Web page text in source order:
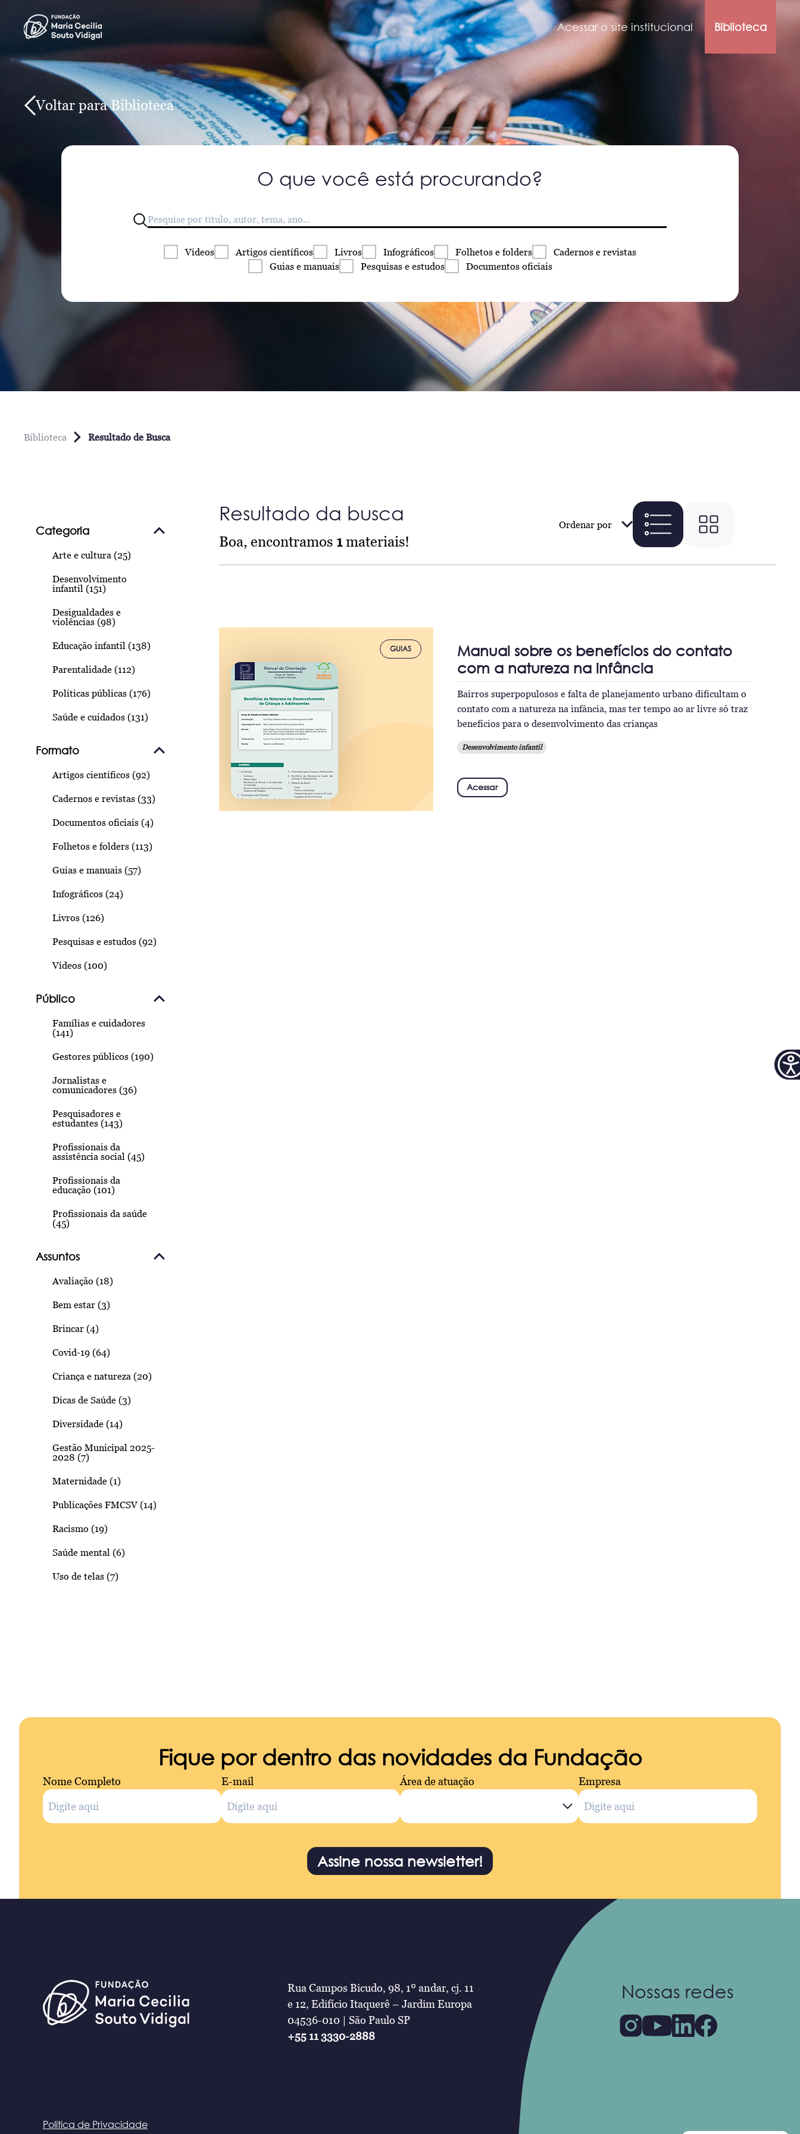
Acessar o site institucional Biblioteca
Voltar para Biblioteca
O que você está procurando?
Vídeos Artigos científicos Livros Infográficos Folhetos e folders Cadernos e revistas
Guias e manuais Pesquisas e estudos Documentos oficiais
Biblioteca Resultado de Busca
Categoria
Arte e cultura (25)
Desenvolvimento
infantil (151)
Desigualdades e
violências (98)
Educação infantil (138)
Parentalidade (112)
Políticas públicas (176)
Saúde e cuidados (131)
Formato
Artigos científicos (92)
Cadernos e revistas (33)
Documentos oficiais (4)
Folhetos e folders (113)
Guias e manuais (57)
Infográficos (24)
Livros (126)
Pesquisas e estudos (92)
Vídeos (100)
Público
Famílias e cuidadores
(141)
Gestores públicos (190)
Jornalistas e
comunicadores (36)
Pesquisadores e
estudantes (143)
Profissionais da
assistência social (45)
Profissionais da
educação (101)
Profissionais da saúde
(45)
Assuntos
Avaliação (18)
Bem estar (3)
Brincar (4)
Covid-19 (64)
Criança e natureza (20)
Dicas de Saúde (3)
Diversidade (14)
Gestão Municipal 2025-
2028 (7)
Maternidade (1)
Publicações FMCSV (14)
Racismo (19)
Saúde mental (6)
Uso de telas (7)
Resultado da busca
Boa, encontramos 1materiais!
Ordenar por
GUIAS
Manual sobre os benefícios do contato
com a natureza na infância
Bairros superpopulosos e falta de planejamento urbano dificultam o
contato com a natureza na infância, mas ter tempo ao ar livre só traz
benefícios para o desenvolvimento das crianças
Desenvolvimento infantil
Acessar
Fique por dentro das novidades da Fundação
Nome Completo E-mail Área de atuação Empresa
Assine nossa newsletter!
Rua Campos Bicudo, 98, 1º andar, cj. 11
e 12, Edifício Itaquerê – Jardim Europa
04536-010 | São Paulo SP
+55 11 3330-2888
Nossas redes
Política de Privacidade